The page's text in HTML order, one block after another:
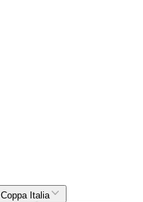
Coppa Italia